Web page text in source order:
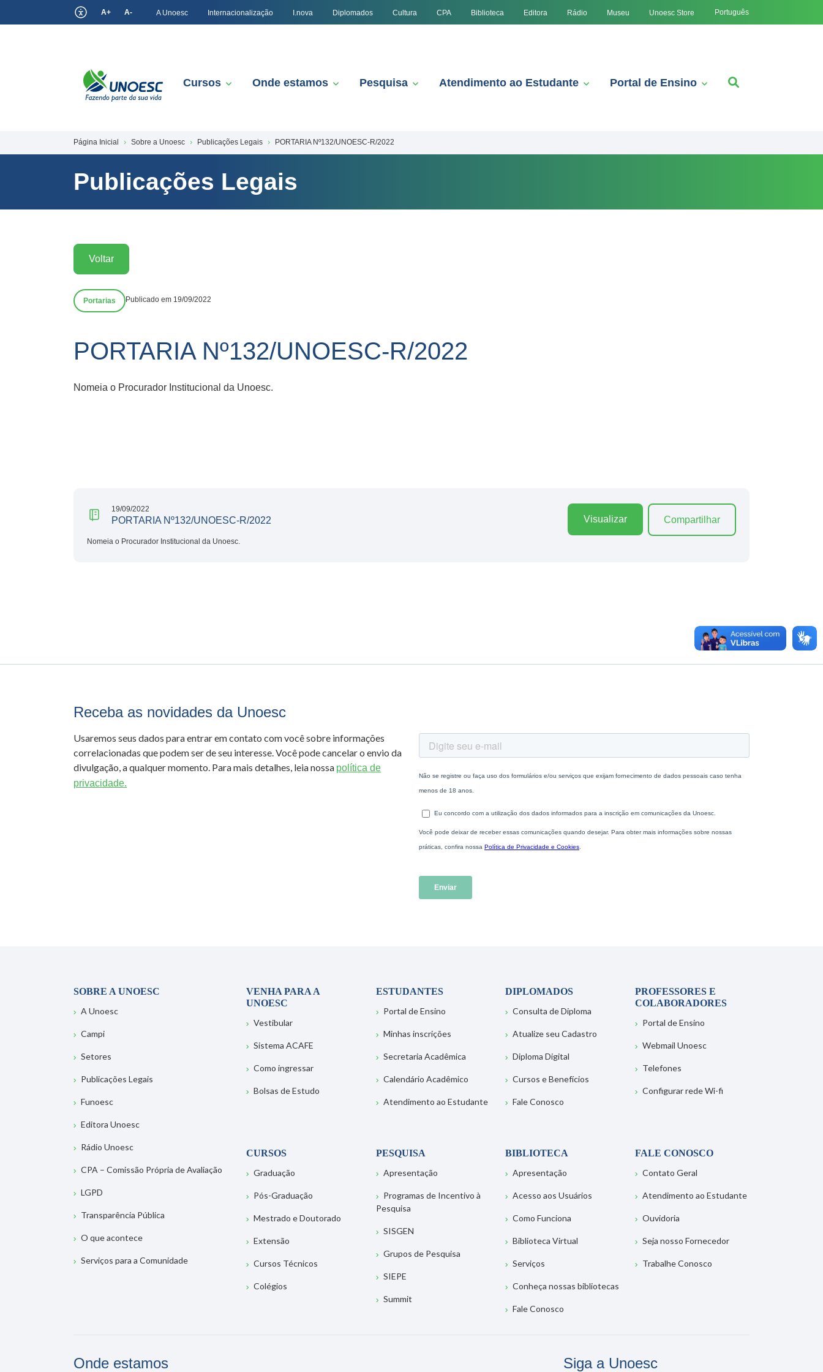
A+ A- A Unoesc Internacionalização I.nova Diplomados Cultura CPA Biblioteca Editora Rádio Museu Unoesc Store Português
Cursos Onde estamos Pesquisa Atendimento ao Estudante Portal de Ensino
Página Inicial Sobre a Unoesc Publicações Legais PORTARIA Nº132/UNOESC-R/2022
Publicações Legais
Voltar
Portarias Publicado em 19/09/2022
PORTARIA Nº132/UNOESC-R/2022
Nomeia o Procurador Institucional da Unoesc.
19/09/2022
PORTARIA Nº132/UNOESC-R/2022
Nomeia o Procurador Institucional da Unoesc.
Visualizar Compartilhar
Receba as novidades da Unoesc
Usaremos seus dados para entrar em contato com você sobre informações
correlacionadas que podem ser de seu interesse. Você pode cancelar o envio da
divulgação, a qualquer momento. Para mais detalhes, leia nossa política de
privacidade.
SOBRE A UNOESC
A Unoesc
Campi
Setores
Publicações Legais
Funoesc
Editora Unoesc
Rádio Unoesc
CPA – Comissão Própria de Avaliação
LGPD
Transparência Pública
O que acontece
Serviços para a Comunidade
VENHA PARA A
UNOESC
Vestibular
Sistema ACAFE
Como ingressar
Bolsas de Estudo
ESTUDANTES
Portal de Ensino
Minhas inscrições
Secretaria Acadêmica
Calendário Acadêmico
Atendimento ao Estudante
DIPLOMADOS
Consulta de Diploma
Atualize seu Cadastro
Diploma Digital
Cursos e Benefícios
Fale Conosco
PROFESSORES E
COLABORADORES
Portal de Ensino
Webmail Unoesc
Telefones
Configurar rede Wi-fi
CURSOS
Graduação
Pós-Graduação
Mestrado e Doutorado
Extensão
Cursos Técnicos
Colégios
PESQUISA
Apresentação
Programas de Incentivo à
Pesquisa
SISGEN
Grupos de Pesquisa
SIEPE
Summit
BIBLIOTECA
Apresentação
Acesso aos Usuários
Como Funciona
Biblioteca Virtual
Serviços
Conheça nossas bibliotecas
Fale Conosco
FALE CONOSCO
Contato Geral
Atendimento ao Estudante
Ouvidoria
Seja nosso Fornecedor
Trabalhe Conosco
Onde estamos Siga a Unoesc